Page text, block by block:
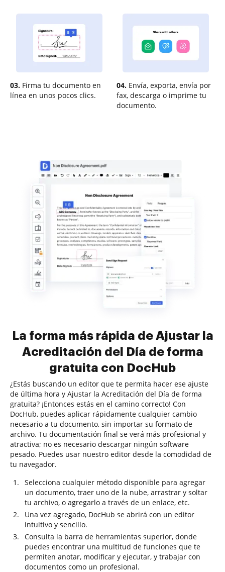
03. Firma tu documento en
línea en unos pocos clics.
04. Envía, exporta, envía por
fax, descarga o imprime tu
documento.
La forma más rápida de Ajustar la
Acreditación del Día de forma
gratuita con DocHub
¿Estás buscando un editor que te permita hacer ese ajuste
de última hora y Ajustar la Acreditación del Día de forma
gratuita? ¡Entonces estás en el camino correcto! Con
DocHub, puedes aplicar rápidamente cualquier cambio
necesario a tu documento, sin importar su formato de
archivo. Tu documentación final se verá más profesional y
atractiva; no es necesario descargar ningún software
pesado. Puedes usar nuestro editor desde la comodidad de
tu navegador.
Selecciona cualquier método disponible para agregar
un documento, traer uno de la nube, arrastrar y soltar
tu archivo, o agregarlo a través de un enlace, etc.
Una vez agregado, DocHub se abrirá con un editor
intuitivo y sencillo.
Consulta la barra de herramientas superior, donde
puedes encontrar una multitud de funciones que te
permiten anotar, modificar y ejecutar, y trabajar con
documentos como un profesional.